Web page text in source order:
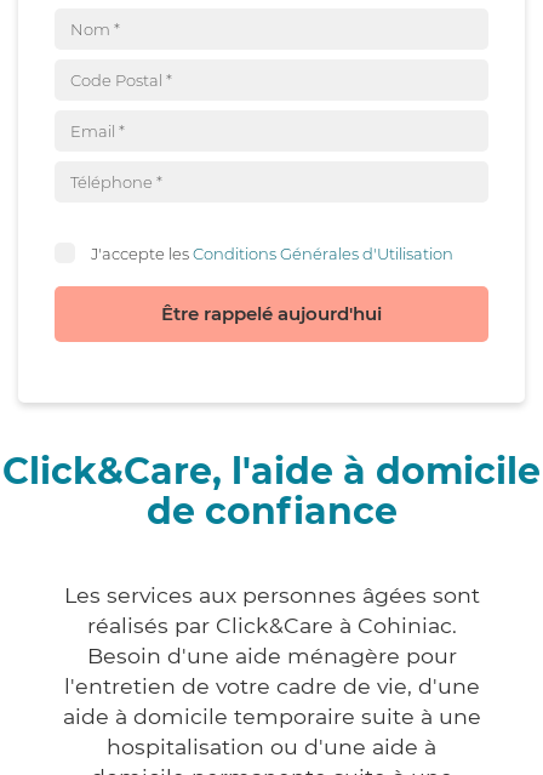
J'accepte lesConditions Générales d'Utilisation
Être rappelé aujourd'hui
Click&Care, l'aide à domicile
de confiance
Les services aux personnes âgées sont
réalisés par Click&Care à Cohiniac.
Besoin d'une aide ménagère pour
l'entretien de votre cadre de vie, d'une
aide à domicile temporaire suite à une
hospitalisation ou d'une aide à